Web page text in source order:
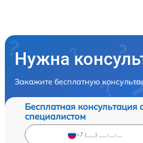
Нужна
Закажите бесплатную
Бесплатная консультация
специалистом